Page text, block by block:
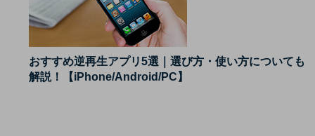
おすすめ逆再生アプリ5選｜選び方・使い方についても
解説！【iPhone/Android/PC】